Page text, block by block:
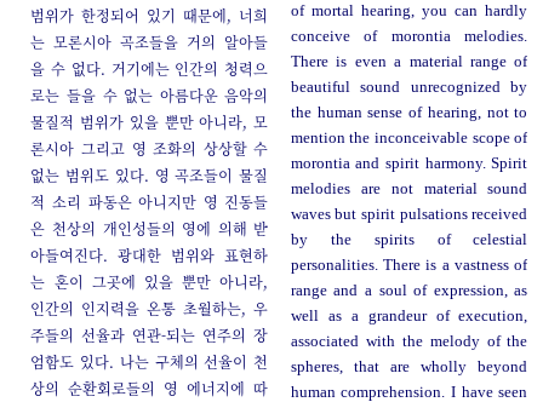
범위가 한정되어 있기 때문에, 너희
는 모론시아 곡조들을 거의 알아들
을 수 없다. 거기에는 인간의 청력으
로는 들을 수 없는 아름다운 음악의
물질적 범위가 있을 뿐만 아니라, 모
론시아 그리고 영 조화의 상상할 수
없는 범위도 있다. 영 곡조들이 물질
적 소리 파동은 아니지만 영 진동들
은 천상의 개인성들의 영에 의해 받
아들여진다. 광대한 범위와 표현하
는 혼이 그곳에 있을 뿐만 아니라,
인간의 인지력을 온통 초월하는, 우
주들의 선율과 연관-되는 연주의 장
엄함도 있다. 나는 구체의 선율이 천
상의 순환회로들의 영 에너지에 따
of mortal hearing, you can hardly
conceive of morontia melodies.
There is even a material range of
beautiful sound unrecognized by
the human sense of hearing, not to
mention the inconceivable scope of
morontia and spirit harmony. Spirit
melodies are not material sound
waves but spirit pulsations received
by the spirits of celestial
personalities. There is a vastness of
range and a soul of expression, as
well as a grandeur of execution,
associated with the melody of the
spheres, that are wholly beyond
human comprehension. I have seen